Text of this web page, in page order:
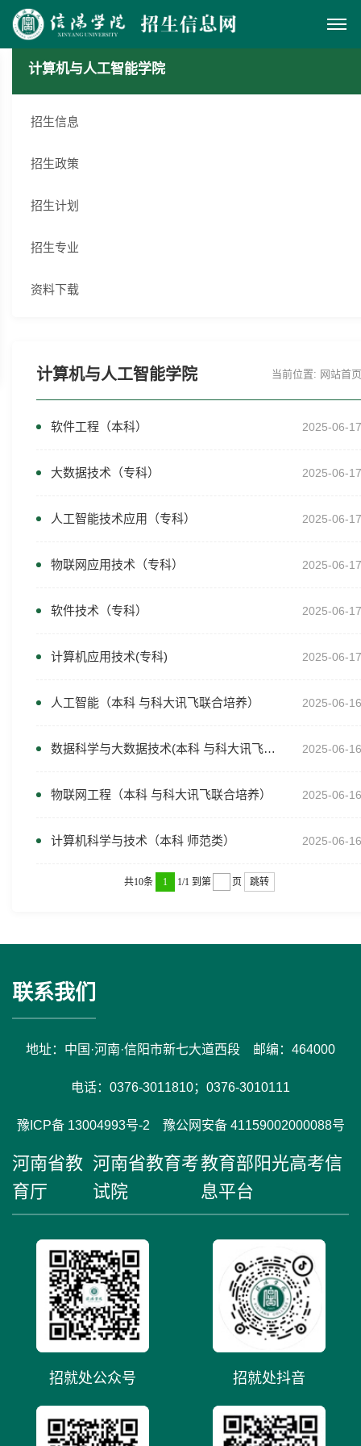
计算机与人工智能学院
招生信息
招生政策
招生计划
招生专业
资料下载
计算机与人工智能学院 当前位置: 网站首页
软件工程（本科） 2025-06-17
大数据技术（专科） 2025-06-17
人工智能技术应用（专科） 2025-06-17
物联网应用技术（专科） 2025-06-17
软件技术（专科） 2025-06-17
计算机应用技术(专科) 2025-06-17
人工智能（本科 与科大讯飞联合培养） 2025-06-16
数据科学与大数据技术(本科 与科大讯飞联合培养) 2025-06-16
物联网工程（本科 与科大讯飞联合培养） 2025-06-16
计算机科学与技术（本科 师范类） 2025-06-16
共10条 1 1/1 到第 页 跳转
联系我们
地址：中国·河南·信阳市新七大道西段 邮编：464000
电话：0376-3011810；0376-3010111
豫ICP备 13004993号-2 豫公网安备 41159002000088号
河南省教
育厅
河南省教育考
试院
教育部阳光高考信
息平台
招就处公众号 招就处抖音